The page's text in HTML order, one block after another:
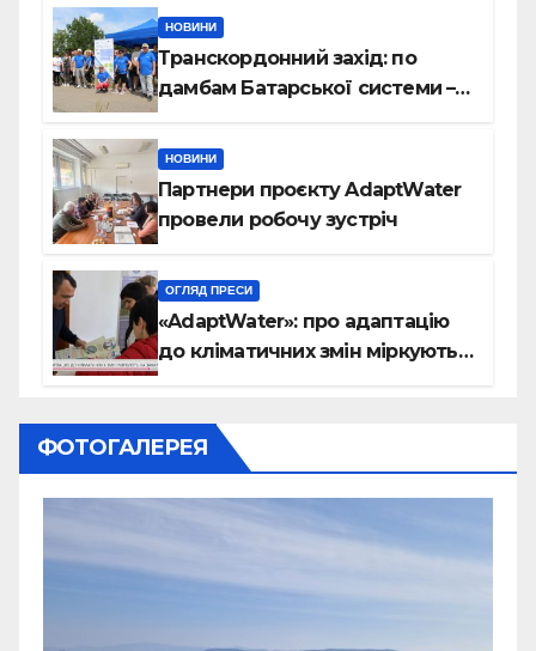
НОВИНИ
Транскордонний захід: по
дамбам Батарської системи –
НОВИНИ
Партнери проєкту AdaptWater
провели робочу зустріч
ОГЛЯД ПРЕСИ
«AdaptWater»: про адаптацію
до кліматичних змін міркують
ФОТОГАЛЕРЕЯ